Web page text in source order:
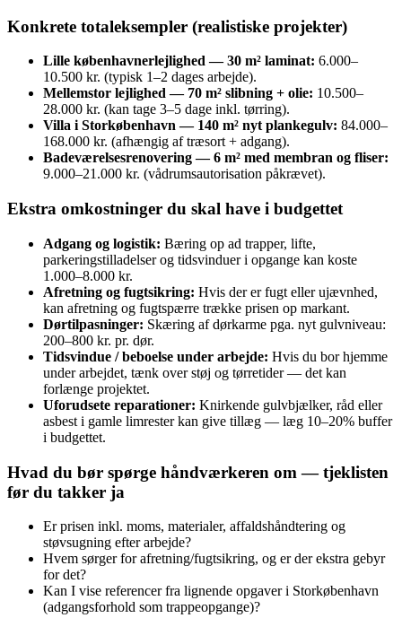
Konkrete totaleksempler (realistiske projekter)
Lille københavnerlejlighed — 30 m² laminat: 6.000–
10.500 kr. (typisk 1–2 dages arbejde).
Mellemstor lejlighed — 70 m² slibning + olie: 10.500–
28.000 kr. (kan tage 3–5 dage inkl. tørring).
Villa i Storkøbenhavn — 140 m² nyt plankegulv: 84.000–
168.000 kr. (afhængig af træsort + adgang).
Badeværelsesrenovering — 6 m² med membran og fliser:
9.000–21.000 kr. (vådrumsautorisation påkrævet).
Ekstra omkostninger du skal have i budgettet
Adgang og logistik: Bæring op ad trapper, lifte,
parkeringstilladelser og tidsvinduer i opgange kan koste
1.000–8.000 kr.
Afretning og fugtsikring: Hvis der er fugt eller ujævnhed,
kan afretning og fugtspærre trække prisen op markant.
Dørtilpasninger: Skæring af dørkarme pga. nyt gulvniveau:
200–800 kr. pr. dør.
Tidsvindue / beboelse under arbejde: Hvis du bor hjemme
under arbejdet, tænk over støj og tørretider — det kan
forlænge projektet.
Uforudsete reparationer: Knirkende gulvbjælker, råd eller
asbest i gamle limrester kan give tillæg — læg 10–20% buffer
i budgettet.
Hvad du bør spørge håndværkeren om — tjeklisten
før du takker ja
Er prisen inkl. moms, materialer, affaldshåndtering og
støvsugning efter arbejde?
Hvem sørger for afretning/fugtsikring, og er der ekstra gebyr
for det?
Kan I vise referencer fra lignende opgaver i Storkøbenhavn
(adgangsforhold som trappeopgange)?